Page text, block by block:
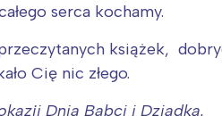
serca kochamy.
książek,
Cię nic złego.
Dnia Babci i Dziadka.